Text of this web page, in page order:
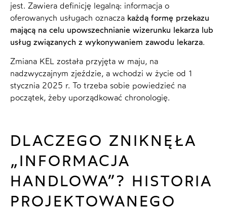
jest. Zawiera definicję legalną: informacja o
oferowanych usługach oznacza każdą formę przekazu
mającą na celu upowszechnianie wizerunku lekarza lub
usług związanych z wykonywaniem zawodu lekarza.
Zmiana KEL została przyjęta w maju, na
nadzwyczajnym zjeździe, a wchodzi w życie od 1
stycznia 2025 r. To trzeba sobie powiedzieć na
początek, żeby uporządkować chronologię.
DLACZEGO ZNIKNĘŁA
„INFORMACJA
HANDLOWA”? HISTORIA
PROJEKTOWANEGO